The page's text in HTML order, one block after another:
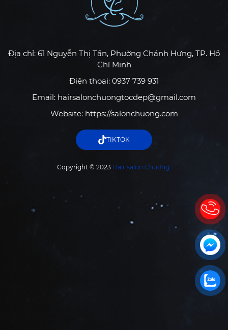
Địa chỉ: 61 Nguyễn Thị Tần, Phường Chánh Hưng, TP. Hồ
Chí Minh
Điện thoại: 0937 739 931
Email: hairsalonchuongtocdep@gmail.com
Website: https://salonchuong.com
TIKTOK
Copyright © 2023 Hair salon Chương